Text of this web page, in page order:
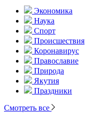
Экономика
Наука
Спорт
Происшествия
Коронавирус
Православие
Природа
Якутия
Праздники
Смотреть все